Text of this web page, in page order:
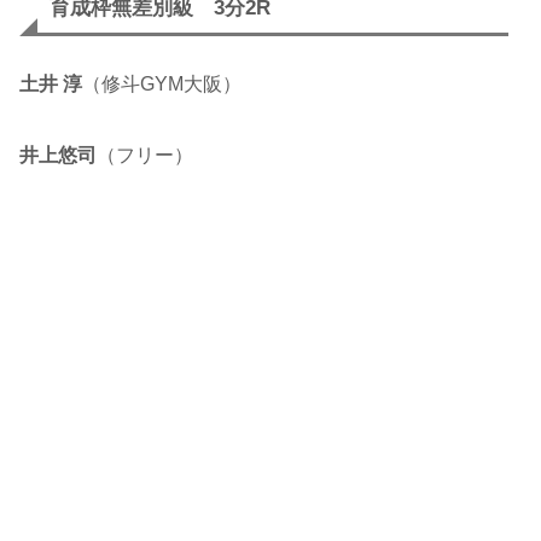
育成枠無差別級 3分2R
土井 淳 （修斗GYM大阪）
井上悠司 （フリー）